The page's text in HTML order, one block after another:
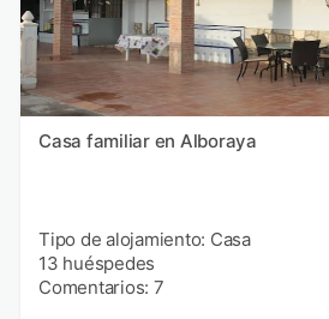
Casa familiar en Alboraya
Tipo de alojamiento: Casa
13 huéspedes
Comentarios: 7